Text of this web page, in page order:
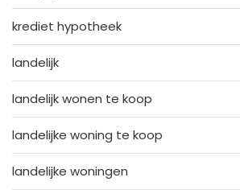
krediet hypotheek
landelijk
landelijk wonen te koop
landelijke woning te koop
landelijke woningen